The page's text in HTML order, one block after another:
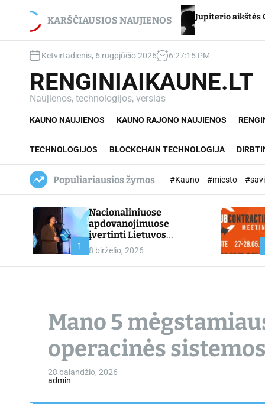
KARŠČIAUSIOS NAUJIENOS
– net du Jupiterio aikštės Chironas –
Ketvirtadienis, 6 rugpjūčio 2026 6:27:16 PM
RENGINIAIKAUNE.LT
Naujienos, technologijos, verslas
KAUNO NAUJIENOS KAUNO RAJONO NAUJIENOS
TECHNOLOGIJOS BLOCKCHAIN TECHNOLOGIJA
Populiariausios žymos #Kauno #miesto
1
Nacionaliniuose
apdovanojimuose
įvertinti Lietuvos
profesinio mokymo
lyderiai
8 birželio, 2026
Mano 5
operacinės
28 balandžio, 2026
admin